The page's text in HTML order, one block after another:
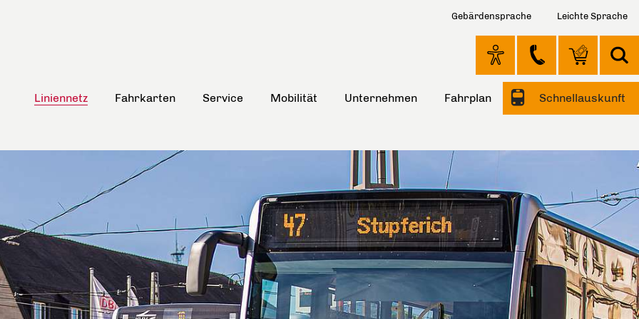
Gebärdensprache Leichte Sprache
Liniennetz Fahrkarten Service Mobilität Unternehmen Fahrplan Schnellauskunft